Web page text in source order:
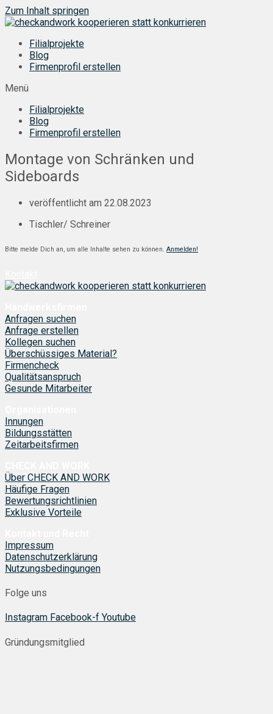
Zum Inhalt springen
Filialprojekte
Blog
Firmenprofil erstellen
Menü
Filialprojekte
Blog
Firmenprofil erstellen
Montage von Schränken und
Sideboards
veröffentlicht am 22.08.2023
Tischler/ Schreiner
Bitte melde Dich an, um alle Inhalte sehen zu können. Anmelden!
Anfragen suchen
Anfrage erstellen
Kollegen suchen
Überschüssiges Material?
Firmencheck
Qualitätsanspruch
Gesunde Mitarbeiter
Innungen
Bildungsstätten
Zeitarbeitsfirmen
Über CHECK AND WORK
Häufige Fragen
Bewertungsrichtlinien
Exklusive Vorteile
Impressum
Datenschutzerklärung
Nutzungsbedingungen
Folge uns
Instagram Facebook-f Youtube
Gründungsmitglied